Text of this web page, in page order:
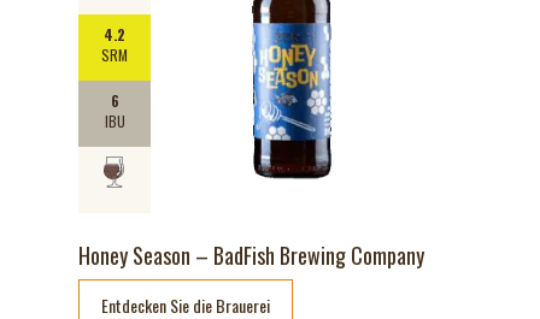
Honey Season – BadFish Brewing Company
4.2
SRM
6
IBU
Entdecken Sie die Brauerei